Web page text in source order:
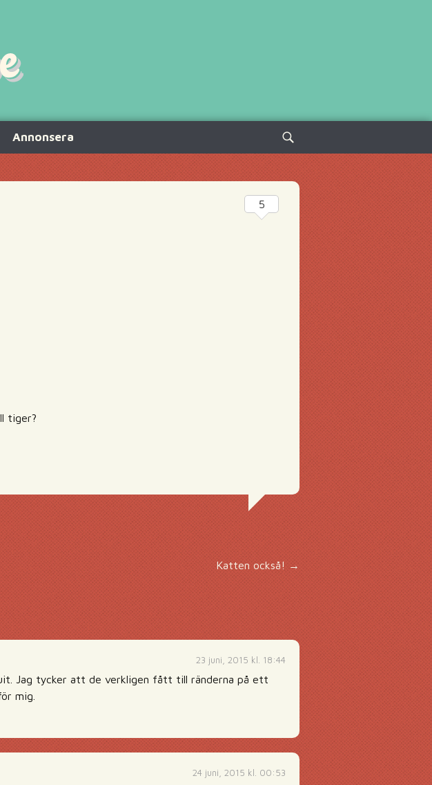
Annonsera
Sök
efter:
tiger?
5
Katten också! →
23 juni, 2015 kl. 18:44
Jag tycker att de verkligen fått till ränderna på ett
mig.
24 juni, 2015 kl. 00:53